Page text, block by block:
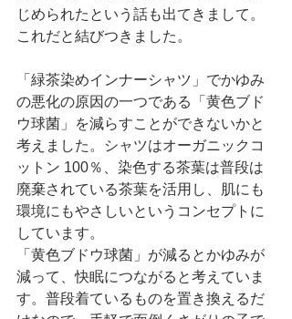
じめられたという話も出てきまして。
これだと結びつきました。
「緑茶染めインナーシャツ」でかゆみ
の悪化の原因の一つである「黄色ブド
ウ球菌」を減らすことができないかと
考えました。シャツはオーガニックコ
ットン 100％、染色する茶葉は普段は
廃棄されている茶葉を活用し、肌にも
環境にもやさしいというコンセプトに
しています。
「黄色ブドウ球菌」が減るとかゆみが
減って、快眠につながると考えていま
す。普段着ているものを置き換えるだ